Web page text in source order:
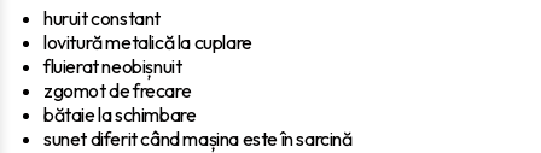
huruit constant
lovitură metalică la cuplare
fluierat neobișnuit
zgomot de frecare
bătaie la schimbare
sunet diferit când mașina este în sarcină